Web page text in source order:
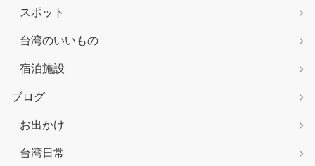
スポット
台湾のいいもの
宿泊施設
ブログ
お出かけ
台湾日常